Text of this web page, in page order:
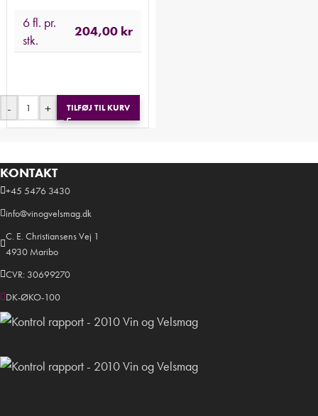
6 fl. pr.
stk.
204,00 kr
- + TILFØJ TIL KURV
KONTAKT
+45 5476 3430
info@vinogvelsmag.dk
C. E. Christiansens Vej 1
4930 Maribo
CVR: 30699270
DK-ØKO-100